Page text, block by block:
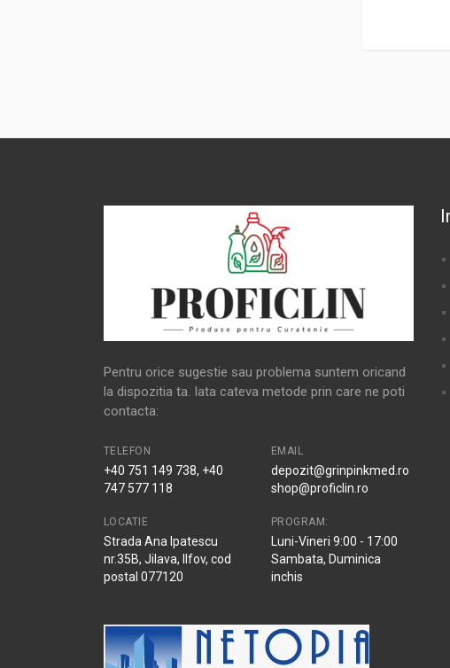
Pentru orice sugestie sau problema suntem oricand
la dispozitia ta. Iata cateva metode prin care ne poti
contacta:
TELEFON
+40 751 149 738, +40
747 577 118
EMAIL
depozit@grinpinkmed.ro
shop@proficlin.ro
LOCATIE
Strada Ana Ipatescu
nr.35B, Jilava, Ilfov, cod
postal 077120
PROGRAM:
Luni-Vineri 9:00 - 17:00
Sambata, Duminica
inchis